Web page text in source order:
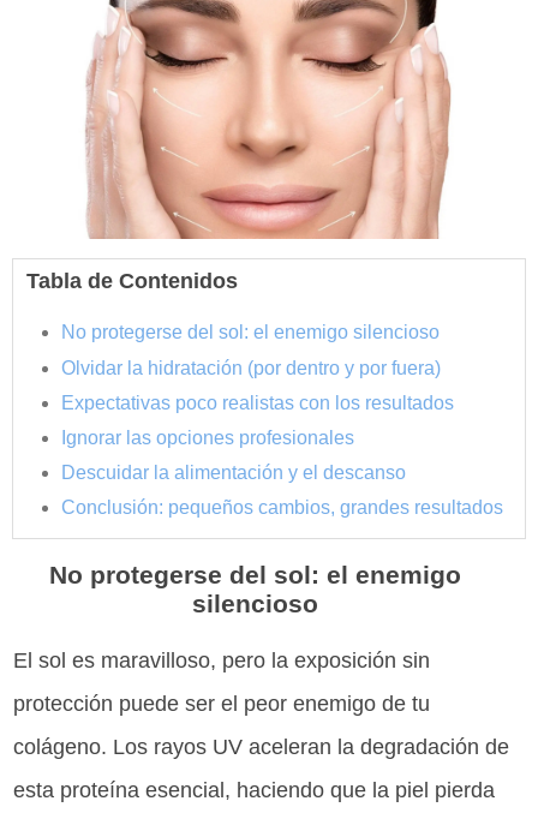
Tabla de Contenidos
No protegerse del sol: el enemigo silencioso
Olvidar la hidratación (por dentro y por fuera)
Expectativas poco realistas con los resultados
Ignorar las opciones profesionales
Descuidar la alimentación y el descanso
Conclusión: pequeños cambios, grandes resultados
No protegerse del sol: el enemigo
silencioso
El sol es maravilloso, pero la exposición sin
protección puede ser el peor enemigo de tu
colágeno. Los rayos UV aceleran la degradación de
esta proteína esencial, haciendo que la piel pierda